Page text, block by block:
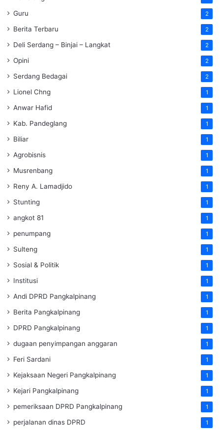
Guru 2
Berita Terbaru 2
Deli Serdang – Binjai – Langkat 2
Opini 2
Serdang Bedagai 2
Lionel Chng 1
Anwar Hafid 1
Kab. Pandeglang 1
Biliar 1
Agrobisnis 1
Musrenbang 1
Reny A. Lamadjido 1
Stunting 1
angkot 81 1
penumpang 1
Sulteng 1
Sosial & Politik 1
Institusi 1
Andi DPRD Pangkalpinang 1
Berita Pangkalpinang 1
DPRD Pangkalpinang 1
dugaan penyimpangan anggaran 1
Feri Sardani 1
Kejaksaan Negeri Pangkalpinang 1
Kejari Pangkalpinang 1
pemeriksaan DPRD Pangkalpinang 1
perjalanan dinas DPRD 1